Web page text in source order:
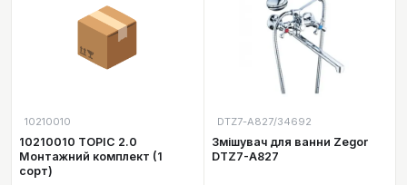
📦
10210010
10210010 TOPIC 2.0
Монтажний комплект (1
сорт)
DTZ7-A827/34692
Змішувач для ванни Zegor
DTZ7-A827